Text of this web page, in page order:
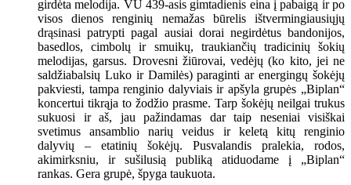
girdėta melodija. VU 439-asis gimtadienis eina į pabaigą ir po
visos dienos renginių nemažas būrelis ištvermingiausiųjų
drąsinasi patrypti pagal ausiai dorai negirdėtus bandonijos,
basedlos, cimbolų ir smuikų, traukiančių tradicinių šokių
melodijas, garsus. Drovesni žiūrovai, vedėjų (ko kito, jei ne
saldžiabalsių Luko ir Damilės) paraginti ar energingų šokėjų
pakviesti, tampa renginio dalyviais ir apšyla grupės „Biplan“
koncertui tikrąja to žodžio prasme. Tarp šokėjų neilgai trukus
sukuosi ir aš, jau pažindamas dar taip neseniai visiškai
svetimus ansamblio narių veidus ir keletą kitų renginio
dalyvių – etatinių šokėjų. Pusvalandis pralekia, rodos,
akimirksniu, ir sušilusią publiką atiduodame į „Biplan“
rankas. Gera grupė, špyga taukuota.